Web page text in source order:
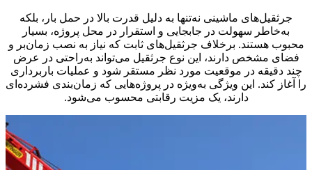
جرثقیل‌های ماشینی نه‌تنها به دلیل قدرت بالا در حمل بار، بلکه
به‌خاطر سهولت در جابجایی و استقرار در محل پروژه، بسیار
محبوب هستند. برخلاف جرثقیل‌های ثابت که نیاز به نصب زمان‌بر و
فضای مشخص دارند، این نوع جرثقیل می‌تواند به‌راحتی در عرض
چند دقیقه در موقعیت مورد نظر مستقر شود و عملیات باربرداری
را آغاز کند. این ویژگی به‌ویژه در پروژه‌هایی که زمان‌بندی فشرده‌ای
دارند، یک مزیت رقابتی محسوب می‌شود.